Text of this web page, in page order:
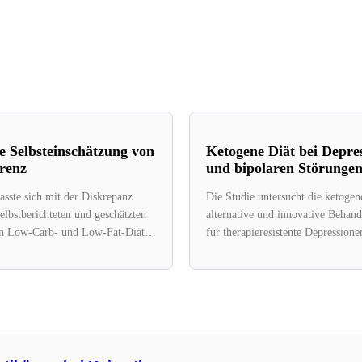
Selbsteinschätzung von
sich mit der Diskrepanz
und geschätzten
Low-Carb- und Low-Fat-Diäten
Ketogene Diät bei
und bipolaren Störungen
Die Studie untersucht die
alternative und innovative
für therapieresistente